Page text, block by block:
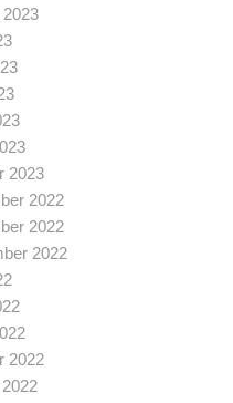
2023
2022
2022
2022
2022